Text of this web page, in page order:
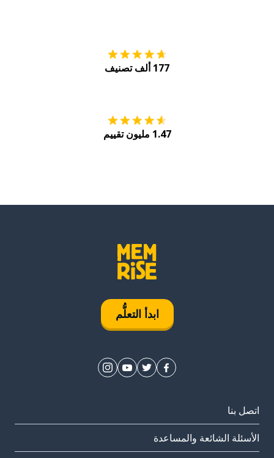
177 ألف تصنيف
1.47 مليون تقييم
ابدأ التعلُّم
اتصل بنا
الأسئلة الشائعة والمساعدة